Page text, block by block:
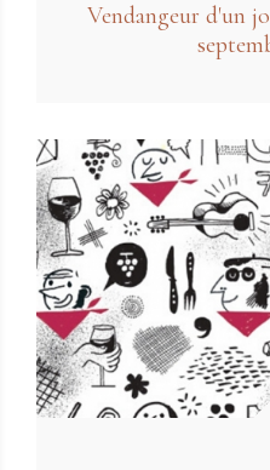
Vendangeur d'un